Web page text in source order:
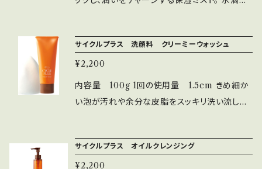
体（消炎有効成分）ダイズエキス（保湿成分）無
香料・無鉱物オイル・無タール系色素 ★パルファ
す （パルファム.メンバー様とは、エステティック
サロンパルファム.にて5,000円の入会金を支払
やメイク崩れ予防に。 使い方日中の乾燥が気に
なる時やお化粧直しの時に、メイクの仕上げにお
使いください。顔から30cm位はなし、スプレー
し、手のひらでおさえるようになじませます。 ５つ
※１水（水性基剤）、BG、グリセリン、PEG-75、
加水分解コメヌカエキス、トコフェロール、ハイブ
サイクルプラス 洗顔料 クリーミーウォッシュ
¥2,200
内容量 100g 1回の使用量 1.5cm きめ細か
い泡が汚れや余分な皮脂をスッキリ洗い流しま
た洗い上がりです ◾️配合成分 サボンソウエキス
サイクルプラス オイルクレンジング
¥2,200